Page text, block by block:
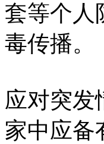
套等个人
毒传播。
应对突发
家中应备